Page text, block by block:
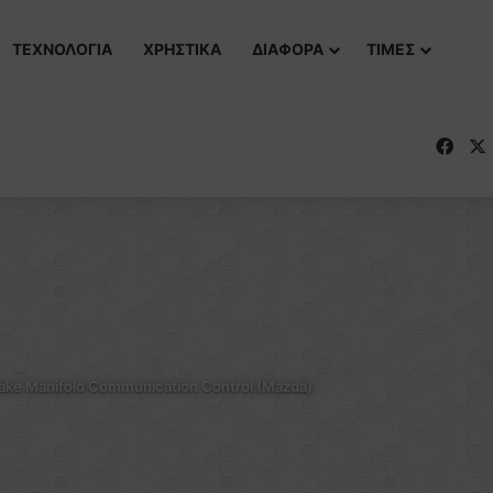
ΤΕΧΝΟΛΟΓΙΑ ΧΡΗΣΤΙΚΑ ΔΙΑΦΟΡΑ ΤΙΜΕΣ
Manifold Communication Control (Mazda)